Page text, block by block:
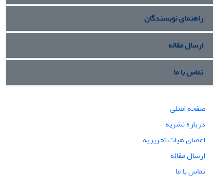
راهنمای نویسندگان
ارسال مقاله
تماس با ما
صفحه اصلی
درباره نشریه
اعضای هیات تحریریه
ارسال مقاله
تماس با ما